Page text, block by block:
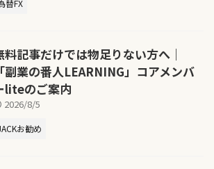
替FX
料記事だけでは物足りない方へ｜
「副業の番人LEARNING」コアメンバ
liteのご案内
2026/8/5
お勧め